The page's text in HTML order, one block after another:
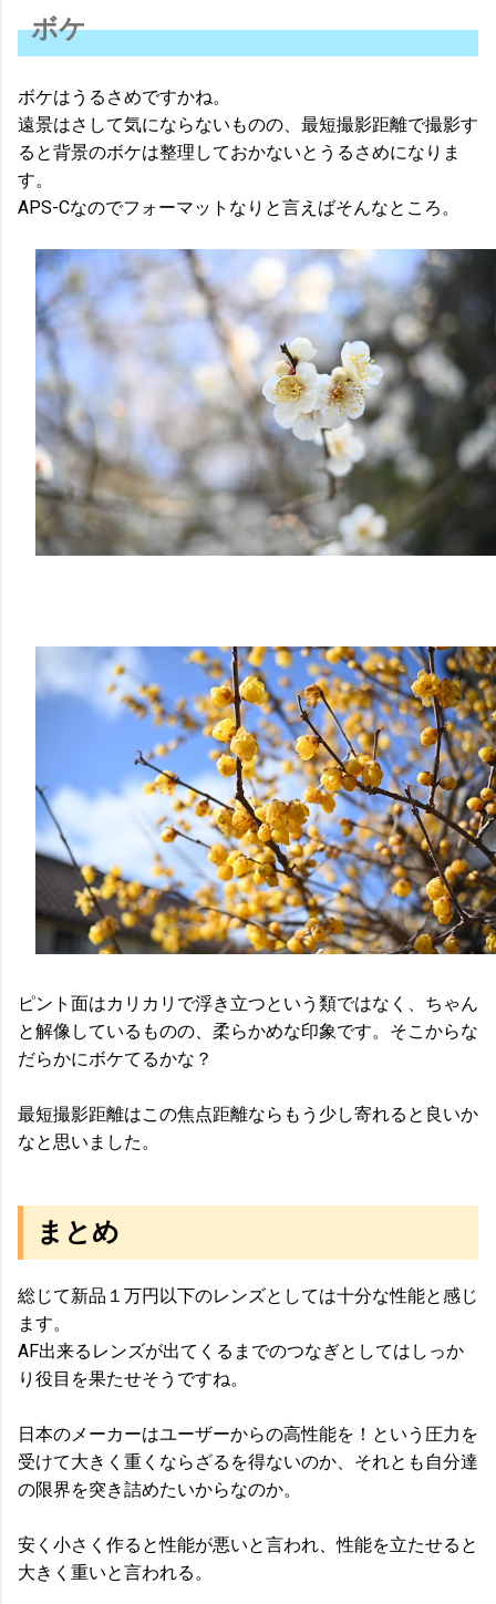
ボケ
ボケはうるさめですかね。
遠景はさして気にならないものの、最短撮影距離で撮影す
ると背景のボケは整理しておかないとうるさめになりま
す。
APS-Cなのでフォーマットなりと言えばそんなところ。
ピント面はカリカリで浮き立つという類ではなく、ちゃん
と解像しているものの、柔らかめな印象です。そこからな
だらかにボケてるかな？
最短撮影距離はこの焦点距離ならもう少し寄れると良いか
なと思いました。
まとめ
総じて新品１万円以下のレンズとしては十分な性能と感じ
ます。
AF出来るレンズが出てくるまでのつなぎとしてはしっか
り役目を果たせそうですね。
日本のメーカーはユーザーからの高性能を！という圧力を
受けて大きく重くならざるを得ないのか、それとも自分達
の限界を突き詰めたいからなのか。
安く小さく作ると性能が悪いと言われ、性能を立たせると
大きく重いと言われる。